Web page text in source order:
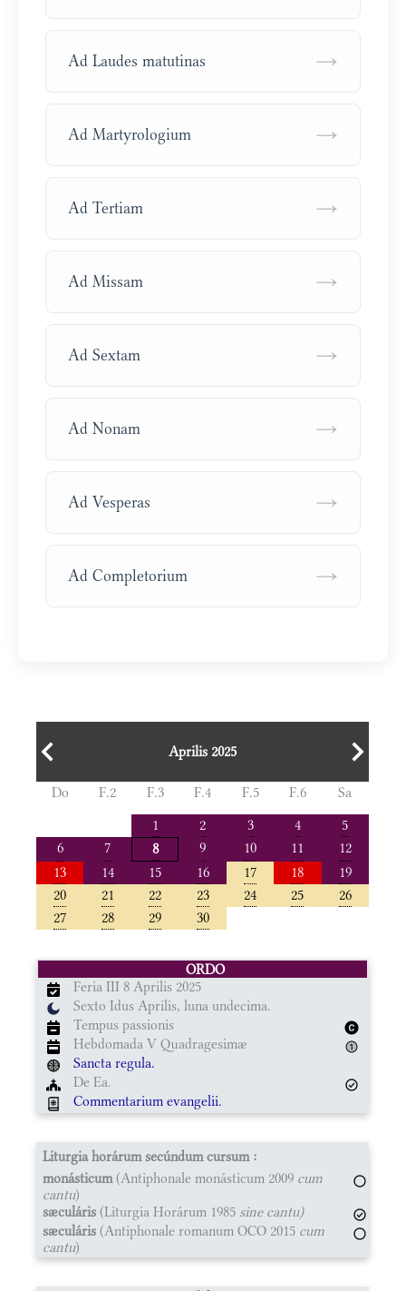
Ad Laudes matutinas →
Ad Martyrologium →
Ad Tertiam →
Ad Missam →
Ad Sextam →
Ad Nonam →
Ad Vesperas →
Ad Completorium →
Aprilis 2025
Do F.2 F.3 F.4 F.5 F.6
Sa
1
2 3 4
5
6
7 8 9 10 11
12
13
14 15 16 17 18
19
20
21 22 23 24 25
26
27
28 29 30
ORDO
Feria III 8 Aprilis 2025
Sexto Idus Aprilis, luna undecima.
Tempus passionis
Hebdomada V Quadragesimæ
Sancta regula.
De Ea.
Commentarium evangelii.
Liturgia horárum secúndum cursum :
monásticum(Antiphonale monásticum 2009 cum
cantu)
sæculáris (Liturgia Horárum 1985 sine cantu)
sæculáris (Antiphonale romanum OCO 2015 cum
cantu)